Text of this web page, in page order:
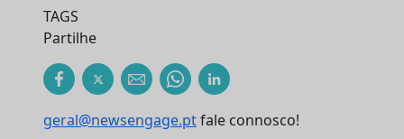
TAGS
Partilhe
geral@newsengage.ptfale connosco!